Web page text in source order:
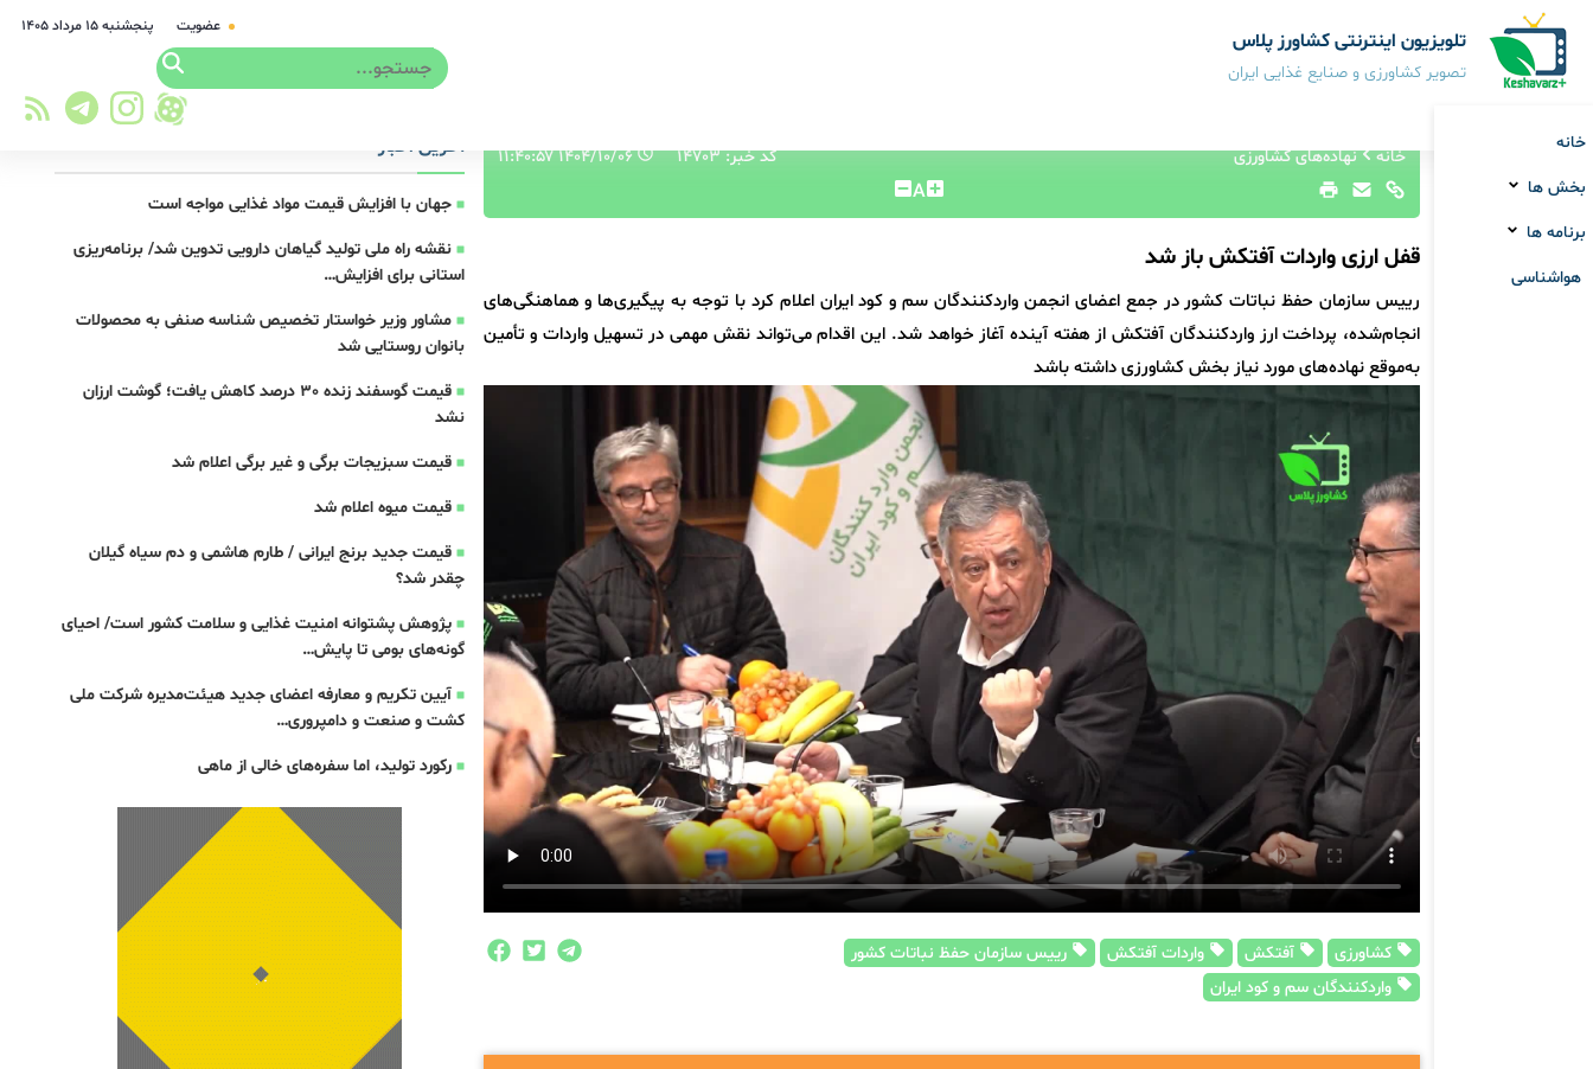
تلویزیون اینترنتی کشاورز پلاس
تصویر کشاورزی و صنایع غذایی ایران
عضویت پنجشنبه ۱۵ مرداد ۱۴۰۵
خانه
بخش ها
برنامه ها
هواشناسی
خانه نهاده‌های کشاورزی کد خبر: 14703 ۱۴۰۴/۱۰/۰۶ ۱۱:۴۰:۵۷
A
قفل ارزی واردات آفتکش باز شد
رییس سازمان حفظ نباتات کشور در جمع اعضای انجمن واردکنندگان سم و کود ایران اعلام کرد با توجه به پیگیری‌ها و هماهنگی‌های
انجام‌شده، پرداخت ارز واردکنندگان آفتکش از هفته آینده آغاز خواهد شد. این اقدام می‌تواند نقش مهمی در تسهیل واردات و تأمین
به‌موقع نهاده‌های مورد نیاز بخش کشاورزی داشته باشد
کشاورزی آفتکش واردات آفتکش
رییس سازمان حفظ نباتات کشور
واردکنندگان سم و کود ایران
آخرین اخبار
جهان با افزایش قیمت مواد غذایی مواجه است
نقشه راه ملی تولید گیاهان دارویی تدوین شد/ برنامه‌ریزی
استانی برای افزایش…
مشاور وزیر خواستار تخصیص شناسه صنفی به محصولات
بانوان روستایی شد
قیمت گوسفند زنده 30 درصد کاهش یافت؛ گوشت ارزان
نشد
قیمت سبزیجات برگی و غیر برگی اعلام شد
قیمت میوه اعلام شد
قیمت جدید برنج ایرانی / طارم هاشمی و دم سیاه گیلان
چقدر شد؟
پژوهش پشتوانه امنیت غذایی و سلامت کشور است/ احیای
گونه‌های بومی تا پایش…
آیین تکریم و معارفه اعضای جدید هیئت‌مدیره شرکت ملی
کشت و صنعت و دامپروری…
رکورد تولید، اما سفره‌های خالی از ماهی